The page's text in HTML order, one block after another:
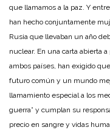
que llamamos a la paz. Y
han hecho conjuntamente
Rusia que llevaban un año
nuclear. En una carta abierta
ambos países, han exigido
futuro común y un mundo
llamamiento especial a los
guerra” y cumplan su
precio en sangre y vidas